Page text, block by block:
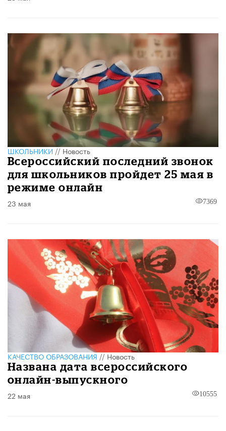
ШКОЛЬНИКИ//Новость
Всероссийский последний звонок
для школьников пройдет 25 мая в
режиме онлайн
23 мая 7369
КАЧЕСТВО ОБРАЗОВАНИЯ//Новость
Названа дата всероссийского
онлайн-выпускного
22 мая 10555